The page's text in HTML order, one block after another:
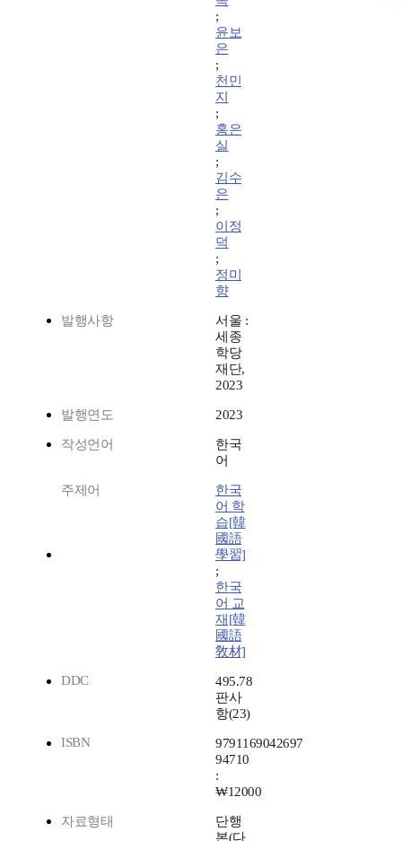
;
윤보
은
;
천민
지
;
홍은
실
;
김수
은
;
이정
덕
;
정미
향
발행사항
서울 :
세종
학당
재단,
2023
발행연도 2023
작성언어
한국
어
주제어
한국
어 학
습[韓
國語
學習]
;
한국
어 교
재[韓
國語
敎材]
DDC
495.78
판사
항(23)
ISBN
9791169042697
94710
:
₩12000
자료형태
단행
본(다